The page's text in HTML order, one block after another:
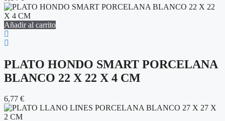
Añadir al carrito
PLATO HONDO SMART PORCELANA
BLANCO 22 X 22 X 4 CM
6,77 €